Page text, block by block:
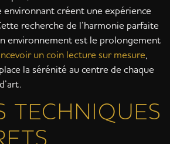
environnant créent une expérience
recherche de l’harmonie parfaite
environnement est le prolongement
un coin lecture sur mesure,
la sérénité au centre de chaque
TECHNIQUES